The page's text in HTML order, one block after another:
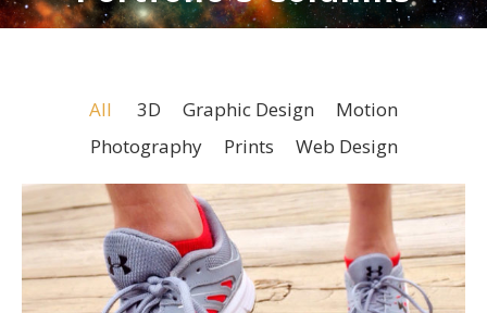
All 3D Graphic Design
Motion
Photography
Prints Web Design